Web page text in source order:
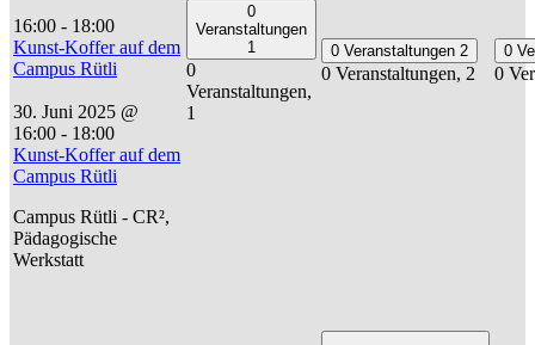
16:00 - 18:00
Kunst-Koffer auf dem
Campus Rütli
30. Juni 2025 @
16:00 - 18:00
Kunst-Koffer auf dem
Campus Rütli
Campus Rütli - CR²,
Pädagogische
Werkstatt
0
Veranstaltungen
1
0
Veranstaltungen,
1
0 Veranstaltungen 2
0 Veranstaltungen, 2
0
0